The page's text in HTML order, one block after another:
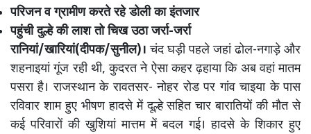
परिजन व ग्रामीण करते रहे डोली का इंतजार
पहुंची दुल्हे की लाश तो चिख उठा जर्रा-जर्रा
रानियां/खारियां(दीपक/सुनील)। चंद घड़ी पहले जहां ढोल-नगाड़े और
शहनाइयां गूंज रही थी, कुदरत ने ऐसा कहर ढ़हाया कि अब वहां मातम
पसरा है। राजस्थान के रावतसर- नोहर रोड पर गांव चाइया के पास
रविवार शाम हुए भीषण हादसे में दूल्हे सहित चार बारातियों की मौत से
कई परिवारों की खुशियां मात्तम में बदल गई। हादसे के शिकार हुए